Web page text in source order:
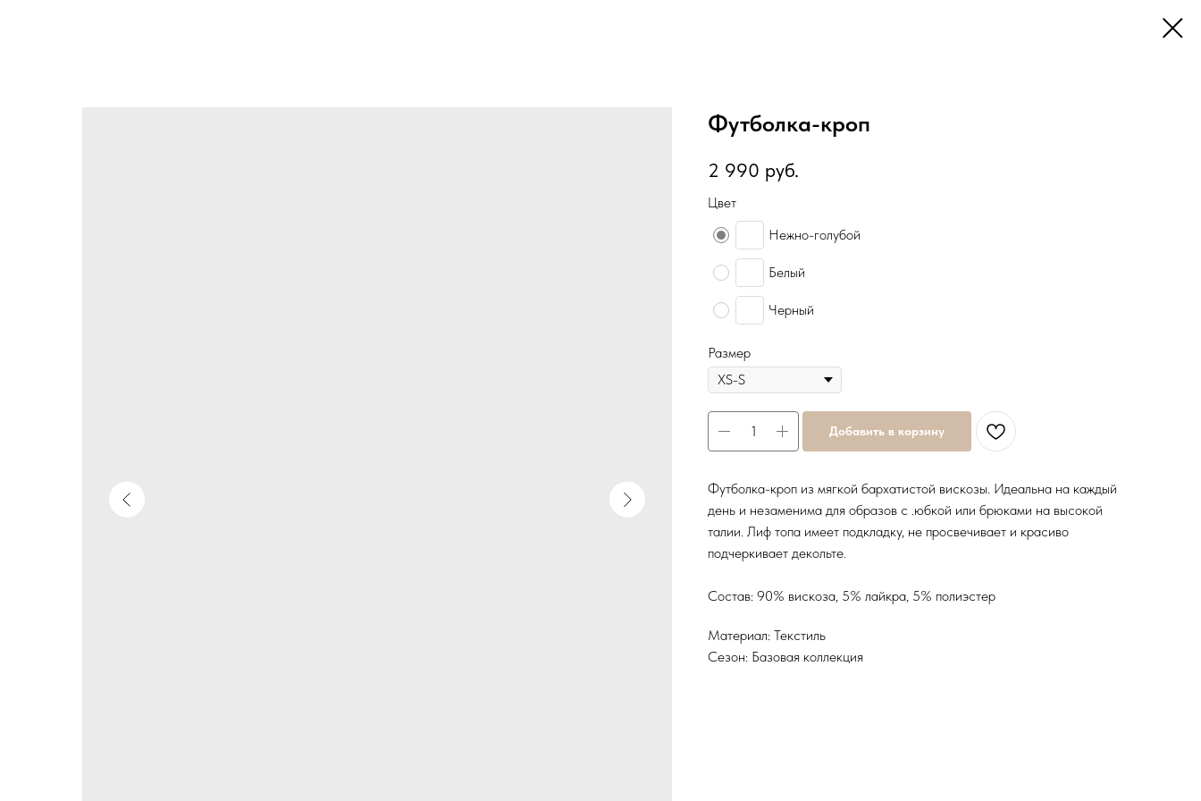
Футболка-кроп
2 990 руб.
Цвет
Нежно-голубой
Белый
Черный
Размер
Добавить в корзину
Футболка-кроп из мягкой бархатистой вискозы. Идеальна на каждый
день и незаменима для образов с .юбкой или брюками на высокой
талии. Лиф топа имеет подкладку, не просвечивает и красиво
подчеркивает декольте.
Состав: 90% вискоза, 5% лайкра, 5% полиэстер
Материал: Текстиль
Сезон: Базовая коллекция